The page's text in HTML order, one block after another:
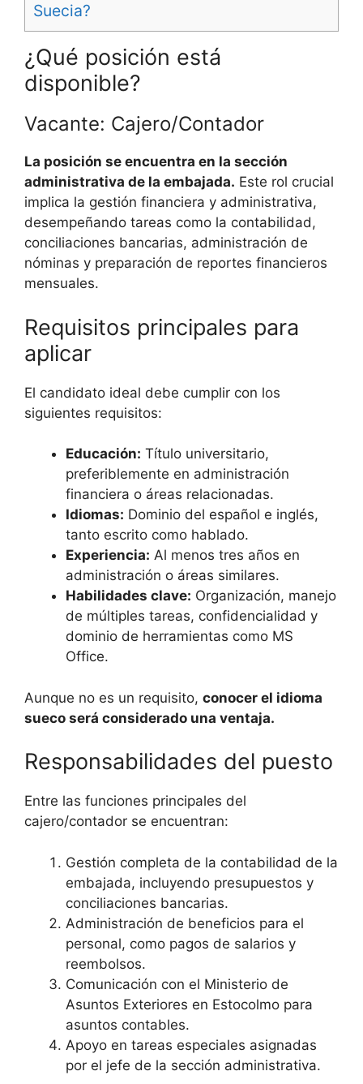
Suecia?
¿Qué posición está
disponible?
Vacante: Cajero/Contador
La posición se encuentra en la sección
administrativa de la embajada. Este rol crucial
implica la gestión financiera y administrativa,
desempeñando tareas como la contabilidad,
conciliaciones bancarias, administración de
nóminas y preparación de reportes financieros
mensuales.
Requisitos principales para
aplicar
El candidato ideal debe cumplir con los
siguientes requisitos:
Educación: Título universitario,
preferiblemente en administración
financiera o áreas relacionadas.
Idiomas: Dominio del español e inglés,
tanto escrito como hablado.
Experiencia: Al menos tres años en
administración o áreas similares.
Habilidades clave: Organización, manejo
de múltiples tareas, confidencialidad y
dominio de herramientas como MS
Office.
Aunque no es un requisito, conocer el idioma
sueco será considerado una ventaja.
Responsabilidades del puesto
Entre las funciones principales del
cajero/contador se encuentran:
Gestión completa de la contabilidad de la
embajada, incluyendo presupuestos y
conciliaciones bancarias.
Administración de beneficios para el
personal, como pagos de salarios y
reembolsos.
Comunicación con el Ministerio de
Asuntos Exteriores en Estocolmo para
asuntos contables.
Apoyo en tareas especiales asignadas
por el jefe de la sección administrativa.